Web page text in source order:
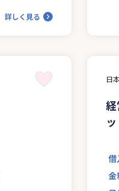
詳しく見る
日
借
金